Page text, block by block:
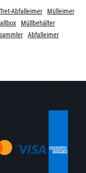
Tret-Abfalleimer
Mülleimer
Müllbehälter
Abfalleimer